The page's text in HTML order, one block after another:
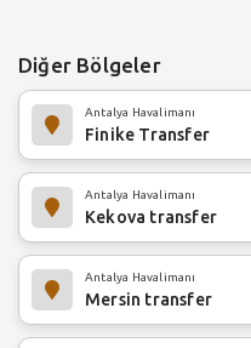
Diğer Bölgeler
Antalya Havalimanı
Finike Transfer
Antalya Havalimanı
Kekova transfer
Antalya Havalimanı
Mersin transfer